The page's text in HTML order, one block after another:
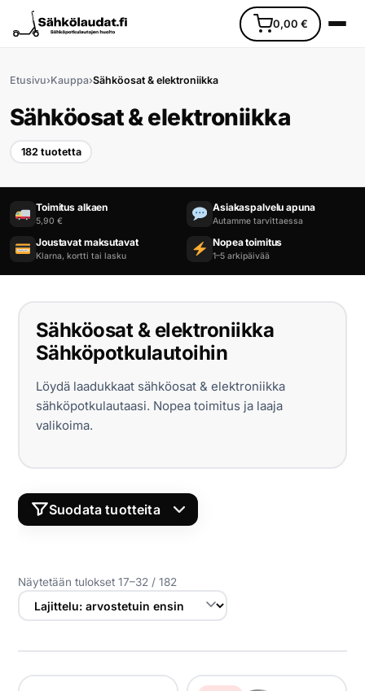
0,00 €
Etusivu
Ajoneuvot
Varaosat
Lisävarusteet
Huoltopalvelu
Yrityksille
Yhteystiedot
Etusivu›Kauppa›Sähköosat & elektroniikka
Sähköosat & elektroniikka
182 tuotetta
Toimitus alkaen
5,90 €
Asiakaspalvelu apuna
Autamme tarvittaessa
Joustavat maksutavat
Klarna, kortti tai lasku
Nopea toimitus
1–5 arkipäivää
Sähköosat & elektroniikka
Sähköpotkulautoihin
Löydä laadukkaat sähköosat & elektroniikka
sähköpotkulautaasi. Nopea toimitus ja laaja
valikoima.
Suodata tuotteita
ELEKTRONIIKKA
MERKKI
MALLI
Näytetään tulokset 17–32 / 182